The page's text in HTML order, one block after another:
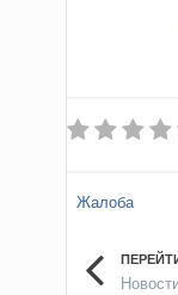
Жалоба